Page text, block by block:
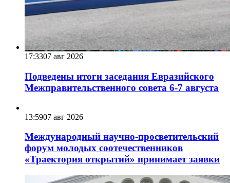
17:3307 авг 2026
Подведены итоги заседания Евразийского
Межправительственного совета 6-7 августа
13:5907 авг 2026
Международный научно-просветительский
форум молодых соотечественников
«Траектория открытий» принимает заявки